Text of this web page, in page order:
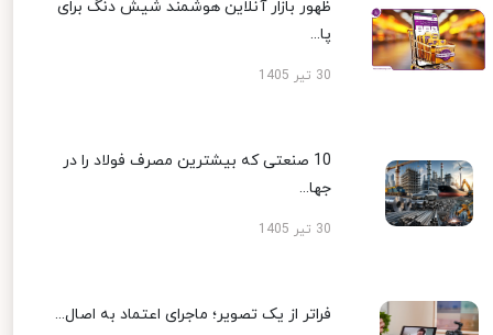
ظهور بازار آنلاین هوشمند شیش دنگ برای
پا...
30 تیر 1405
10 صنعتی که بیشترین مصرف فولاد را در
جها...
30 تیر 1405
فراتر از یک تصویر؛ ماجرای اعتماد به اصال...